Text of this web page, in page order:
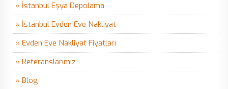
» İstanbul Eşya Depolama
» İstanbul Evden Eve Nakliyat
» Evden Eve Nakliyat Fiyatları
» Referanslarımız
» Blog